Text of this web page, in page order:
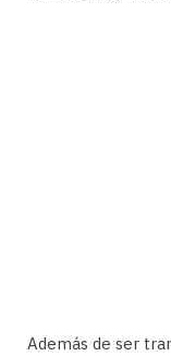
Además de ser